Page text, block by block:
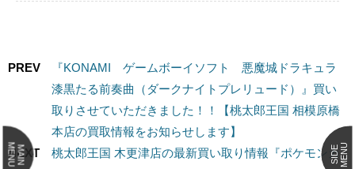
PREV
『KONAMI ゲームボーイソフト 悪魔城ドラキュラ
漆黒たる前奏曲（ダークナイトプレリュード）』買い
取りさせていただきました！！【桃太郎王国 相模原橋
本店の買取情報をお知らせします】
NEXT
桃太郎王国 木更津店の最新買い取り情報『ポケモンカ
MAIN
MENU SIDEMENU